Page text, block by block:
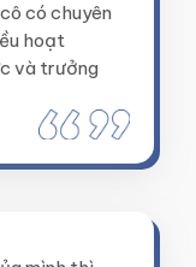
có chuyên
hoạt
và trưởng